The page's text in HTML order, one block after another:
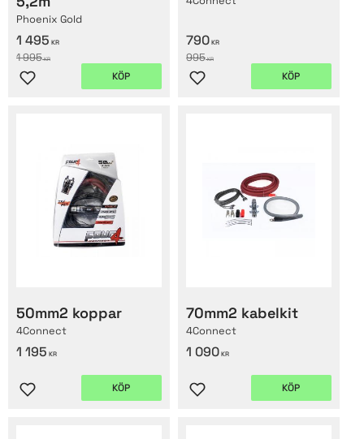
Phoenix Gold
1 495 KR
1 995KR
Lägg till i favoriter
KÖP
790 KR
995KR
Lägg till i favoriter
KÖP
50mm2 koppar
4Connect
1 195 KR
Lägg till i favoriter
KÖP
70mm2 kabelkit
4Connect
1 090 KR
Lägg till i favoriter
KÖP